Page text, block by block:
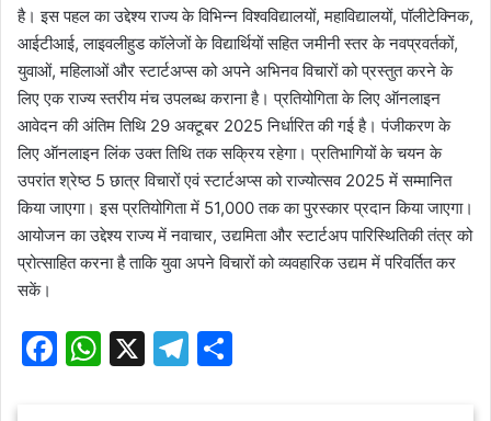
है। इस पहल का उद्देश्य राज्य के विभिन्न विश्वविद्यालयों, महाविद्यालयों, पॉलीटेक्निक,
आईटीआई, लाइवलीहुड कॉलेजों के विद्यार्थियों सहित जमीनी स्तर के नवप्रवर्तकों,
युवाओं, महिलाओं और स्टार्टअप्स को अपने अभिनव विचारों को प्रस्तुत करने के
लिए एक राज्य स्तरीय मंच उपलब्ध कराना है। प्रतियोगिता के लिए ऑनलाइन
आवेदन की अंतिम तिथि 29 अक्टूबर 2025 निर्धारित की गई है। पंजीकरण के
लिए ऑनलाइन लिंक उक्त तिथि तक सक्रिय रहेगा। प्रतिभागियों के चयन के
उपरांत श्रेष्ठ 5 छात्र विचारों एवं स्टार्टअप्स को राज्योत्सव 2025 में सम्मानित
किया जाएगा। इस प्रतियोगिता में 51,000 तक का पुरस्कार प्रदान किया जाएगा।
आयोजन का उद्देश्य राज्य में नवाचार, उद्यमिता और स्टार्टअप पारिस्थितिकी तंत्र को
प्रोत्साहित करना है ताकि युवा अपने विचारों को व्यवहारिक उद्यम में परिवर्तित कर
सकें।
F
W X
T